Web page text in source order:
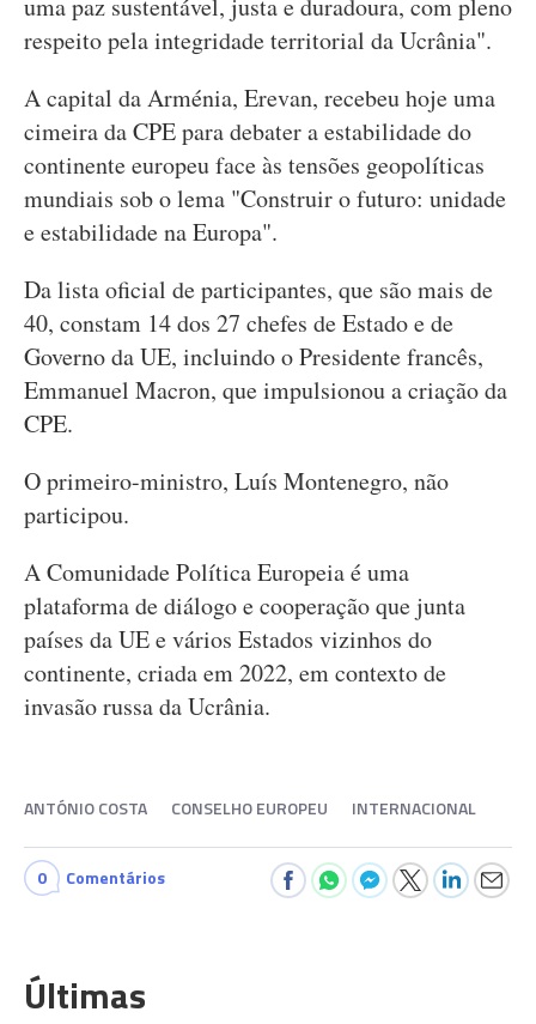
uma paz sustentável, justa e duradoura, com pleno
respeito pela integridade territorial da Ucrânia".
A capital da Arménia, Erevan, recebeu hoje uma
cimeira da CPE para debater a estabilidade do
continente europeu face às tensões geopolíticas
mundiais sob o lema "Construir o futuro: unidade
e estabilidade na Europa".
Da lista oficial de participantes, que são mais de
40, constam 14 dos 27 chefes de Estado e de
Governo da UE, incluindo o Presidente francês,
Emmanuel Macron, que impulsionou a criação da
CPE.
O primeiro-ministro, Luís Montenegro, não
participou.
A Comunidade Política Europeia é uma
plataforma de diálogo e cooperação que junta
países da UE e vários Estados vizinhos do
continente, criada em 2022, em contexto de
invasão russa da Ucrânia.
ANTÓNIO COSTA CONSELHO EUROPEU INTERNACIONAL
0 Comentários
Últimas